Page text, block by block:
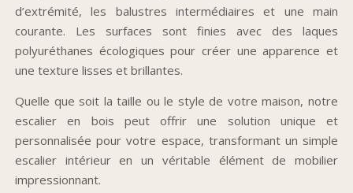
d’extrémité, les balustres intermédiaires et une main
courante. Les surfaces sont finies avec des laques
polyuréthanes écologiques pour créer une apparence et
une texture lisses et brillantes.
Quelle que soit la taille ou le style de votre maison, notre
escalier en bois peut offrir une solution unique et
personnalisée pour votre espace, transformant un simple
escalier intérieur en un véritable élément de mobilier
impressionnant.